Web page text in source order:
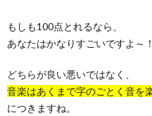
もしも100点とれるなら、
あなたはかなりすごいですよ～
どちらが良い悪いではなく、
音楽はあくまで字のごとく音を
につきますね。